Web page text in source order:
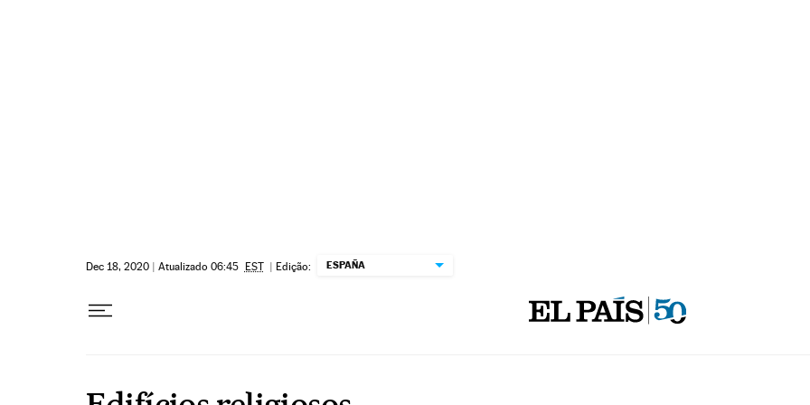
Dec 18, 2020 | Atualizado 06:45 EST | Edição: ESPAÑA